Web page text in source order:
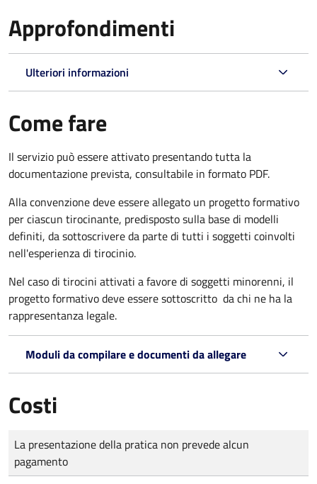
Approfondimenti
Ulteriori informazioni
Come fare
Il servizio può essere attivato presentando tutta la
documentazione prevista, consultabile in formato PDF.
Alla convenzione deve essere allegato un progetto formativo
per ciascun tirocinante, predisposto sulla base di modelli
definiti, da sottoscrivere da parte di tutti i soggetti coinvolti
nell'esperienza di tirocinio.
Nel caso di tirocini attivati a favore di soggetti minorenni, il
progetto formativo deve essere sottoscritto da chi ne ha la
rappresentanza legale.
Moduli da compilare e documenti da allegare
Costi
Tipo di pagamento
Importo
La presentazione della pratica non prevede alcun
pagamento